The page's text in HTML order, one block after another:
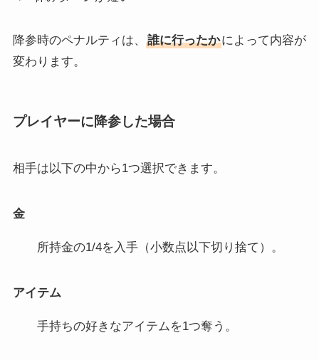
降参時のペナルティは、 誰に行ったかによって内容が
変わります。
プレイヤーに降参した場合
相手は以下の中から1つ選択できます。
金
所持金の1/4を入手（小数点以下切り捨て）。
アイテム
手持ちの好きなアイテムを1つ奪う。